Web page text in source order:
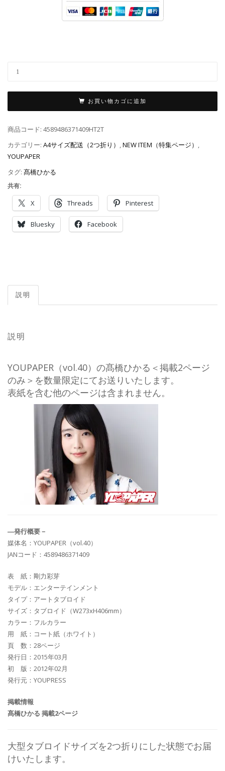
お買い物カゴに追加
商品コード: 4589486371409HT2T
カテゴリー: A4サイズ配送（2つ折り） ,NEW ITEM（特集ページ） ,
YOUPAPER
タグ: 髙橋ひかる
共有:
X Threads Pinterest
Bluesky Facebook
説明
説明
YOUPAPER（vol.40）の髙橋ひかる＜掲載2ページ
のみ＞を数量限定にてお送りいたします。
表紙を含む他のページは含まれません。
―発行概要－
媒体名：YOUPAPER（vol.40）
JANコード：4589486371409
表 紙：剛力彩芽
モデル：エンターテインメント
タイプ：アートタブロイド
サイズ：タブロイド（W273xH406mm）
カラー：フルカラー
用 紙：コート紙（ホワイト）
頁 数：28ページ
発行日：2015年03月
初 版：2012年02月
発行元：YOUPRESS
掲載情報
髙橋ひかる 掲載2ページ
大型タブロイドサイズを2つ折りにした状態でお届
けいたします。